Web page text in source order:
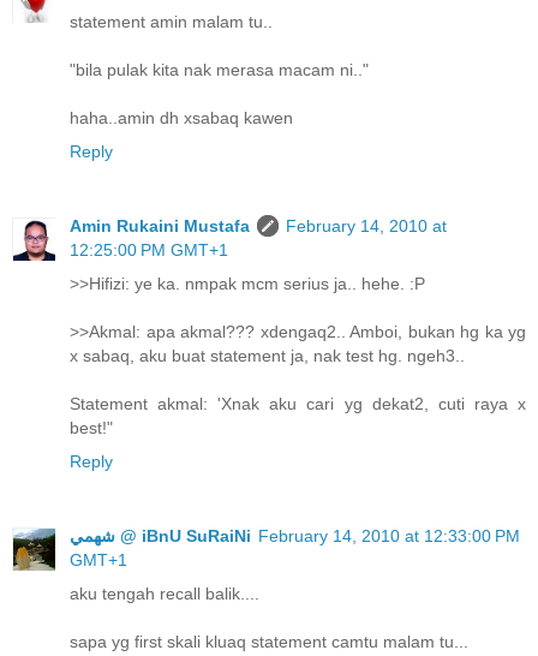
statement amin malam tu..
"bila pulak kita nak merasa macam ni.."
haha..amin dh xsabaq kawen
Reply
Amin Rukaini Mustafa
February 14, 2010 at
12:25:00 PM GMT+1
>>Hifizi: ye ka. nmpak mcm serius ja.. hehe. :P
>>Akmal: apa akmal??? xdengaq2.. Amboi, bukan hg ka yg
x sabaq, aku buat statement ja, nak test hg. ngeh3..
Statement akmal: 'Xnak aku cari yg dekat2, cuti raya x
best!"
Reply
ﺷﻬﻤﻲ @ iBnU SuRaiNi February 14, 2010 at 12:33:00 PM
GMT+1
aku tengah recall balik....
sapa yg first skali kluaq statement camtu malam tu...